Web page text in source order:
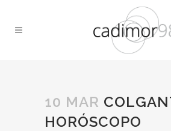
10 MAR
HORÓSCOPO